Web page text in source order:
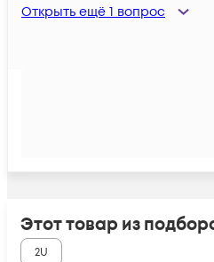
Открыть ещё 1 вопрос
Этот товар из
2U